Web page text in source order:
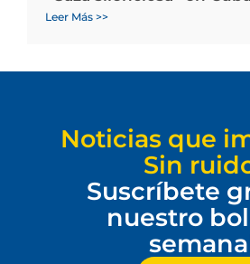
Leer Más >>
Noticias que
Sin
Suscríbete
nuestro